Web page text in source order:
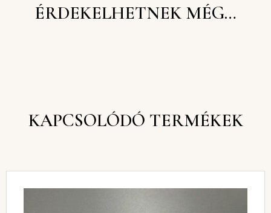
ÉRDEKELHETNEK MÉG…
KAPCSOLÓDÓ TERMÉKEK